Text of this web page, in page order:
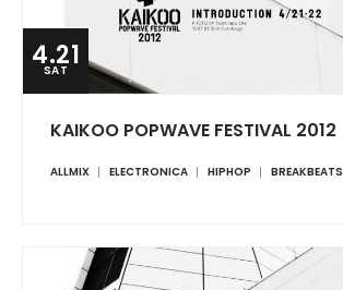
4.21
SAT
KAIKOO POPWAVE FESTIVAL 2012
ALLMIX ELECTRONICA HIPHOP BREAKBEATS